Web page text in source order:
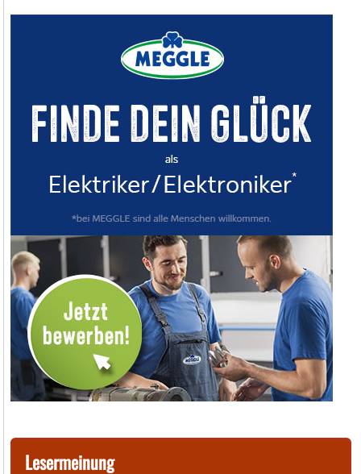
Lesermeinung